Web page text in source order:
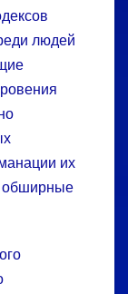
людей
их
обширные